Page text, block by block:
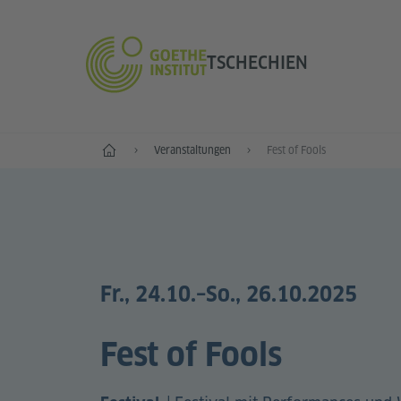
TSCHECHIEN
Start Veranstaltungen Fest of Fools
Fr., 24.10.–So., 26.10.2025
Fest of Fools